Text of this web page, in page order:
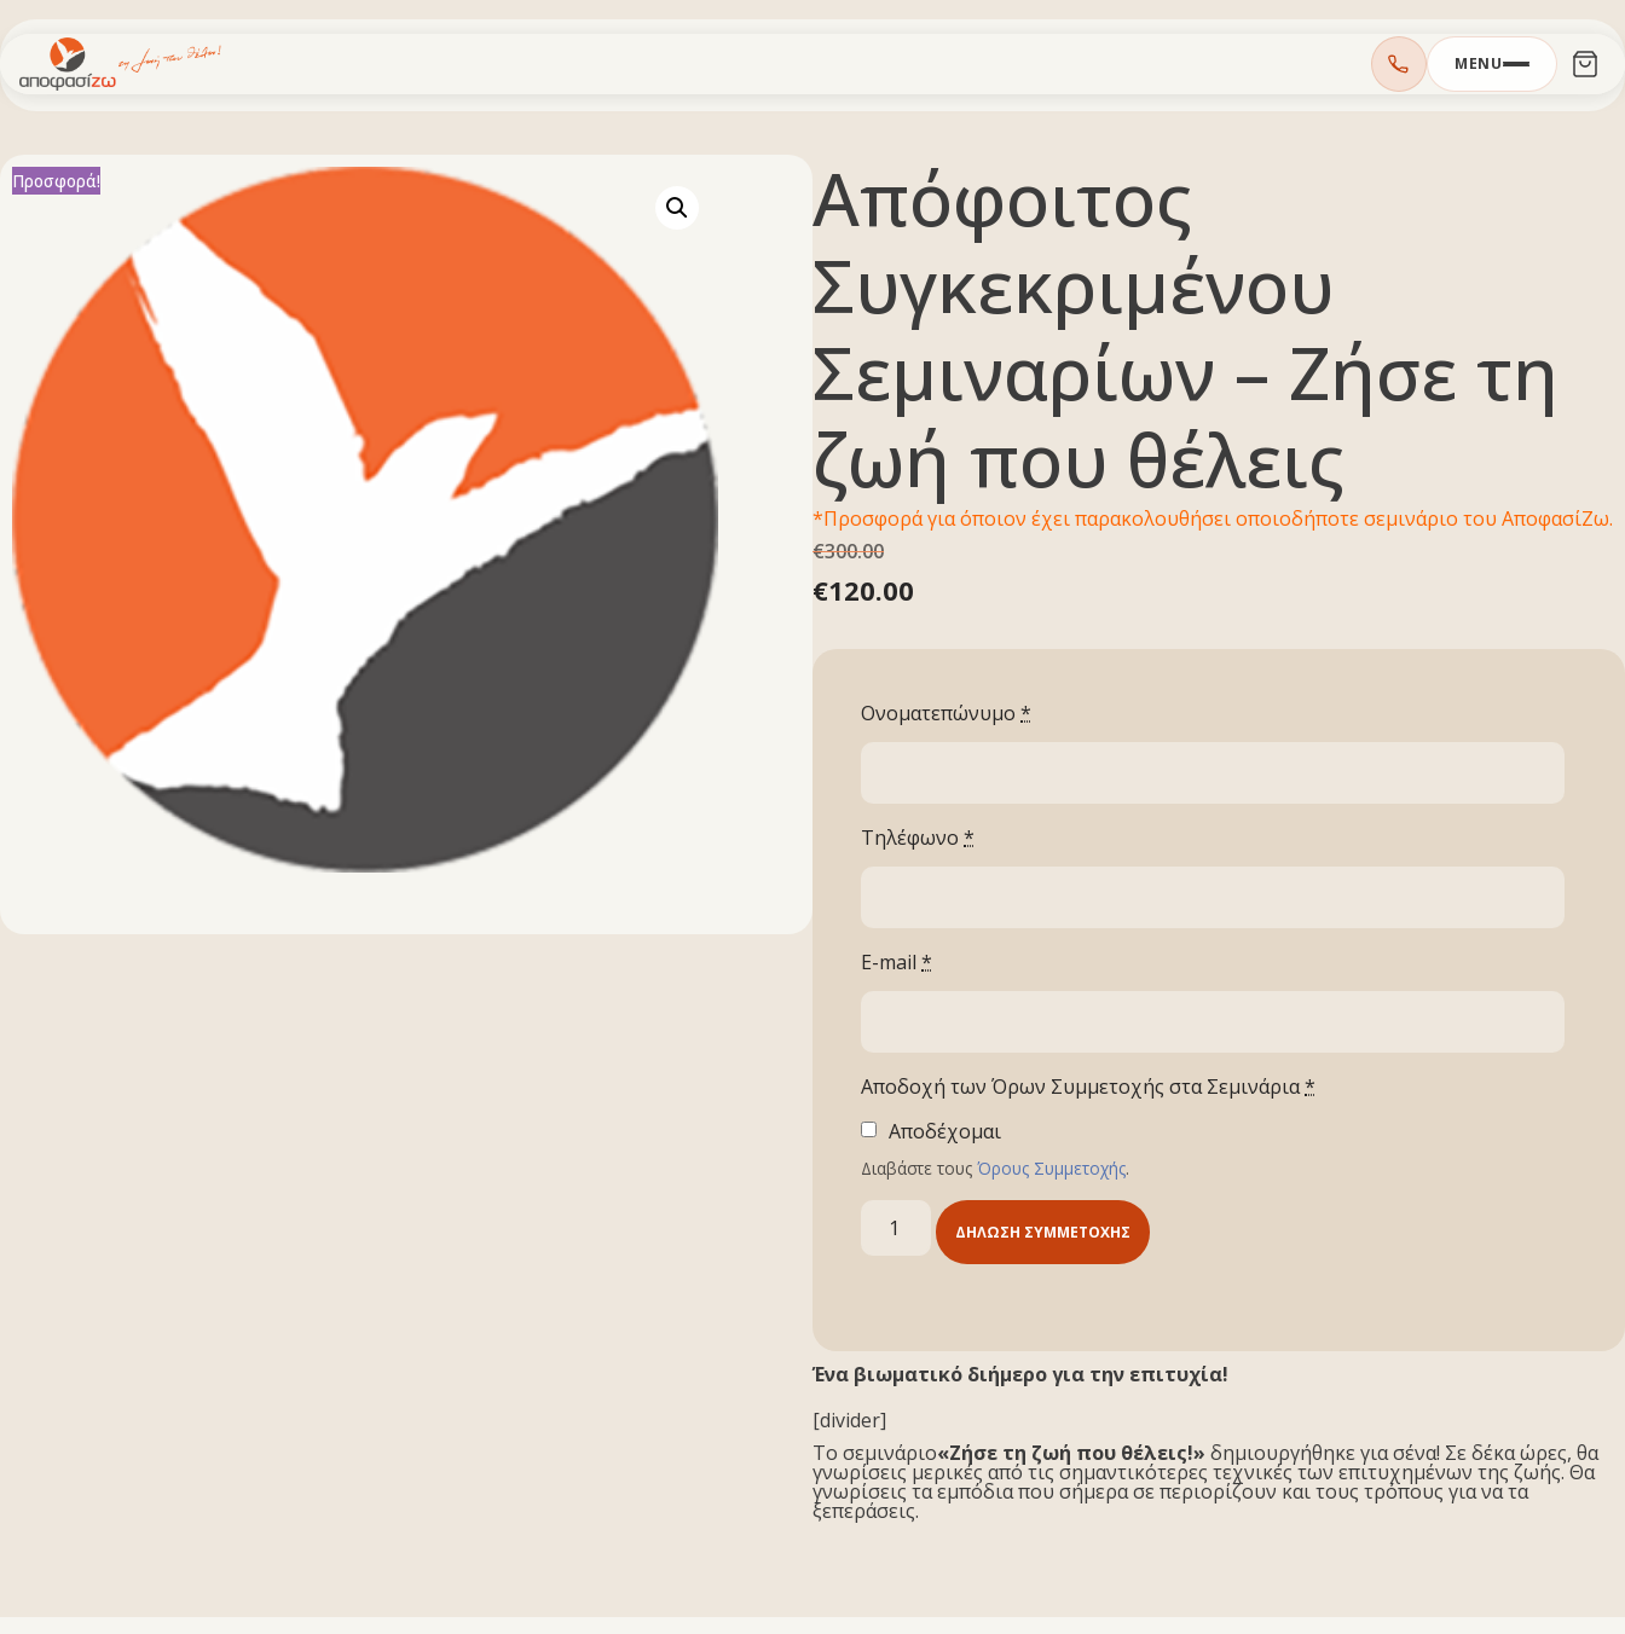
Μεταπηδήστε
MENU
Προσφορά!
Απόφοιτος
Συγκεκριμένου
Σεμιναρίων – Ζήσε τη
ζωή που θέλεις
*Προσφορά για όποιον έχει παρακολουθήσει οποιοδήποτε σεμινάριο του ΑποφασίΖω.
€300.00
€120.00
Ονοματεπώνυμο *
Τηλέφωνο *
E-mail *
Αποδοχή των Όρων Συμμετοχής στα Σεμινάρια*
Αποδέχομαι
Διαβάστε τους Όρους Συμμετοχής.
ΔΉΛΩΣΗ ΣΥΜΜΕΤΟΧΉΣ
Ένα βιωματικό διήμερο για την επιτυχία!
[divider]
Το σεμινάριο«Ζήσε τη ζωή που θέλεις!» δημιουργήθηκε για σένα! Σε δέκα ώρες, θα
γνωρίσεις μερικές από τις σημαντικότερες τεχνικές των επιτυχημένων της ζωής. Θα
γνωρίσεις τα εμπόδια που σήμερα σε περιορίζουν και τους τρόπους για να τα
ξεπεράσεις.